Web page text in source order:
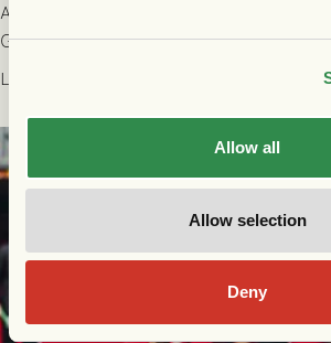
Allow all
Allow selection
Deny
All evenemangsinformation du kan
Gamla Ullevi och matchen mellan GAIS
kvalet till Conference League! Avspark kl
Läs mer